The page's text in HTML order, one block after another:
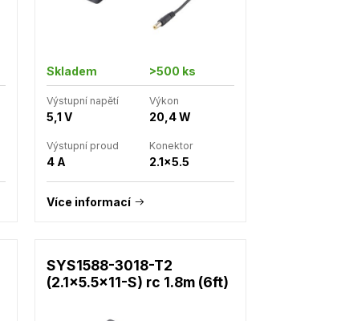
Skladem >500 ks
Výstupní napětí
5,1 V
Výkon
20,4 W
Výstupní proud
4 A
Konektor
2.1x5.5
Více informací
SYS1588-3018-T2
(2.1x5.5x11-S) rc 1.8m (6ft)